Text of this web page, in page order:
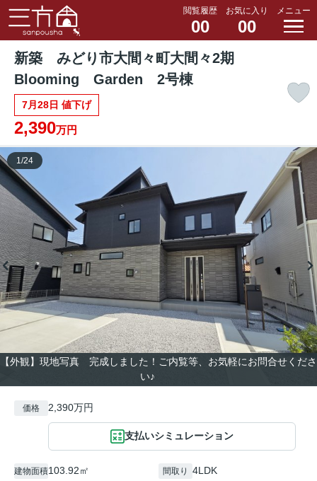
閲覧履歴
00
お気に入り
00
メニュー
新築 みどり市大間々町大間々2期
Blooming Garden 2号棟
7月28日 値下げ
2,390万円
【外観】現地写真 完成しました！ご内覧等、お気軽にお問合せくださ
い♪
1/24
価格 2,390万円
支払いシミュレーション
建物面積103.92㎡ 間取り 4LDK